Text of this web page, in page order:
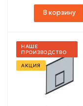
В корзину
НАШЕ
ПРОИЗВОДСТВО
АКЦИЯ